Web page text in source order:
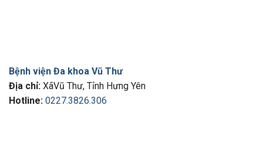
Bệnh viện Đa khoa Vũ Thư
Địa chỉ: XãVũ Thư, Tỉnh Hưng Yên
Hotline: 0227.3826.306